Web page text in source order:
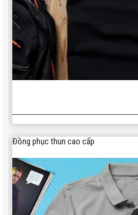
Đồng phục thun cao cấp